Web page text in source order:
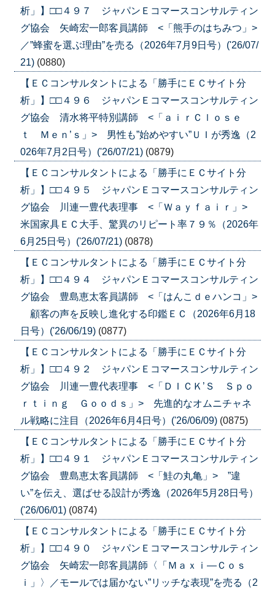
析」】□□４９７ ジャパンＥコマースコンサルティン
グ協会 矢崎宏一郎客員講師 <「熊手のはちみつ」>
／”蜂蜜を選ぶ理由”を売る（2026年7月9日号）('26/07/
21) (0880)
【ＥＣコンサルタントによる「勝手にＥＣサイト分
析」】□□４９６ ジャパンＥコマースコンサルティン
グ協会 清水将平特別講師 <「ａｉｒＣｌｏｓｅ
ｔ Ｍｅｎ’ｓ」> 男性も”始めやすい”ＵＩが秀逸（2
026年7月2日号）('26/07/21) (0879)
【ＥＣコンサルタントによる「勝手にＥＣサイト分
析」】□□４９５ ジャパンＥコマースコンサルティン
グ協会 川連一豊代表理事 <「Ｗａｙｆａｉｒ」>
米国家具ＥＣ大手、驚異のリピート率７９％（2026年
6月25日号）('26/07/21) (0878)
【ＥＣコンサルタントによる「勝手にＥＣサイト分
析」】□□４９４ ジャパンＥコマースコンサルティン
グ協会 豊島恵太客員講師 <「はんこｄｅハンコ」>
顧客の声を反映し進化する印鑑ＥＣ（2026年6月18
日号）('26/06/19) (0877)
【ＥＣコンサルタントによる「勝手にＥＣサイト分
析」】□□４９２ ジャパンＥコマースコンサルティン
グ協会 川連一豊代表理事 <「ＤＩＣＫ’Ｓ Ｓｐｏ
ｒｔｉｎｇ Ｇｏｏｄｓ」> 先進的なオムニチャネ
ル戦略に注目（2026年6月4日号）('26/06/09) (0875)
【ＥＣコンサルタントによる「勝手にＥＣサイト分
析」】□□４９１ ジャパンＥコマースコンサルティン
グ協会 豊島恵太客員講師 <「鮭の丸亀」> ”違
い”を伝え、選ばせる設計が秀逸（2026年5月28日号）
('26/06/01) (0874)
【ＥＣコンサルタントによる「勝手にＥＣサイト分
析」】□□４９０ ジャパンＥコマースコンサルティン
グ協会 矢崎宏一郎客員講師〈「Ｍａｘｉ―Ｃｏｓ
ｉ」〉／モールでは届かない”リッチな表現”を売る（2